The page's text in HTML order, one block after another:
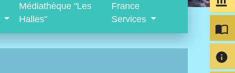
Médiathèque "Les
Halles"
France
Services
import_contacts
info